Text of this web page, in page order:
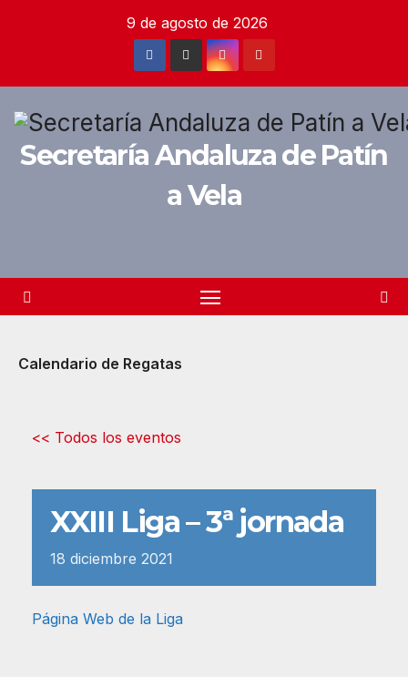
9 de agosto de 2026
Secretaría Andaluza de Patín
a Vela
Calendario de Regatas
<< Todos los eventos
XXIII Liga – 3ª jornada
18 diciembre 2021
Página Web de la Liga